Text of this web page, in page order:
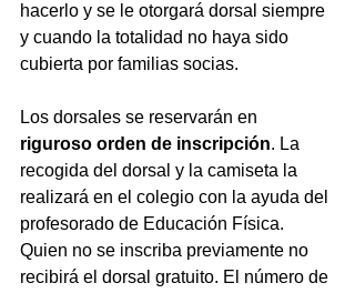
hacerlo y se le otorgará dorsal siempre
y cuando la totalidad no haya sido
cubierta por familias socias.
Los dorsales se reservarán en
riguroso orden de inscripción. La
recogida del dorsal y la camiseta la
realizará en el colegio con la ayuda del
profesorado de Educación Física.
Quien no se inscriba previamente no
recibirá el dorsal gratuito. El número de